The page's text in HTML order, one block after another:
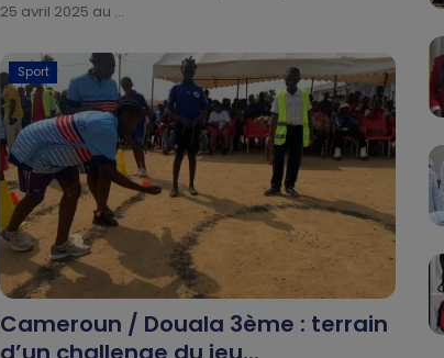
25 avril 2025 au ...
Sport
Cameroun / Douala 3ème : terrain